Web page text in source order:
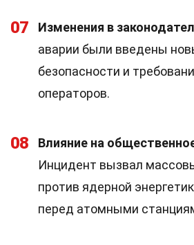
07 Изменения в
аварии были введены
безопасности и
операторов.
08 Влияние на
Инцидент вызвал
против ядерной
перед атомными